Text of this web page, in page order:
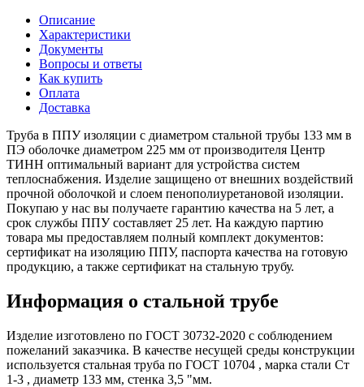
Описание
Характеристики
Документы
Вопросы и ответы
Как купить
Оплата
Доставка
Труба в ППУ изоляции с диаметром стальной трубы 133 мм в
ПЭ оболочке диаметром 225 мм от производителя Центр
ТИНН оптимальный вариант для устройства систем
теплоснабжения. Изделие защищено от внешних воздействий
прочной оболочкой и слоем пенополиуретановой изоляции.
Покупаю у нас вы получаете гарантию качества на 5 лет, а
срок службы ППУ составляет 25 лет. На каждую партию
товара мы предоставляем полный комплект документов:
сертификат на изоляцию ППУ, паспорта качества на готовую
продукцию, а также сертификат на стальную трубу.
Информация о стальной трубе
Изделие изготовлено по ГОСТ 30732-2020 с соблюдением
пожеланий заказчика. В качестве несущей среды конструкции
используется стальная труба по ГОСТ 10704 , марка стали Ст
1-3 , диаметр 133 мм, стенка 3,5 "мм.